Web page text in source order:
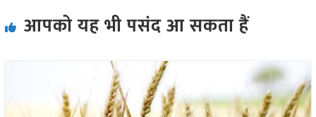
आपको यह भी पसंद आ सकता हैं